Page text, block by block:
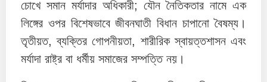
চোখে সমান মর্যাদার অধিকারী; যৌন নৈতিকতার নামে এক
লিঙ্গের ওপর বিশেষভাবে জীবনঘাতী বিধান চাপানো বৈষম্য।
তৃতীয়ত, ব্যক্তির গোপনীয়তা, শারীরিক স্বায়ত্তশাসন এবং
মর্যাদা রাষ্ট্র বা ধর্মীয় সমাজের সম্পত্তি নয়।